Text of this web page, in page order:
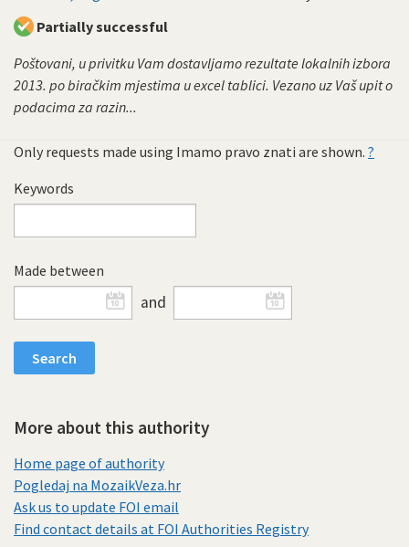
Partially successful
Poštovani, u privitku Vam dostavljamo rezultate lokalnih izbora
2013. po biračkim mjestima u excel tablici. Vezano uz Vaš upit o
podacima za razin...
Only requests made using Imamo pravo znati are shown. ?
Keywords
Made between
and
More about this authority
Home page of authority
Pogledaj na MozaikVeza.hr
Ask us to update FOI email
Find contact details at FOI Authorities Registry